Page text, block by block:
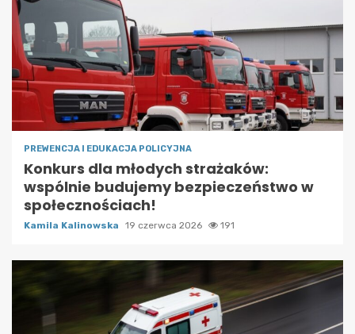
PREWENCJA I EDUKACJA POLICYJNA
Konkurs dla młodych strażaków:
wspólnie budujemy bezpieczeństwo w
społecznościach!
Kamila Kalinowska 19 czerwca 2026 191